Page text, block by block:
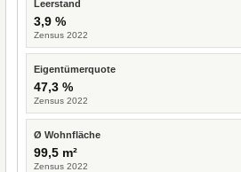
Leerstand
3,9 %
Zensus 2022
Eigentümerquote
47,3 %
Zensus 2022
Ø Wohnfläche
99,5 m²
Zensus 2022